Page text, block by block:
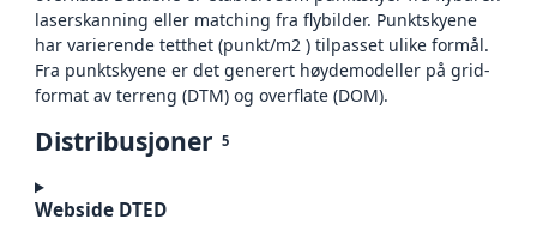
laserskanning eller matching fra flybilder. Punktskyene
har varierende tetthet (punkt/m2 ) tilpasset ulike formål.
Fra punktskyene er det generert høydemodeller på grid-
format av terreng (DTM) og overflate (DOM).
Distribusjoner 5
Webside DTED